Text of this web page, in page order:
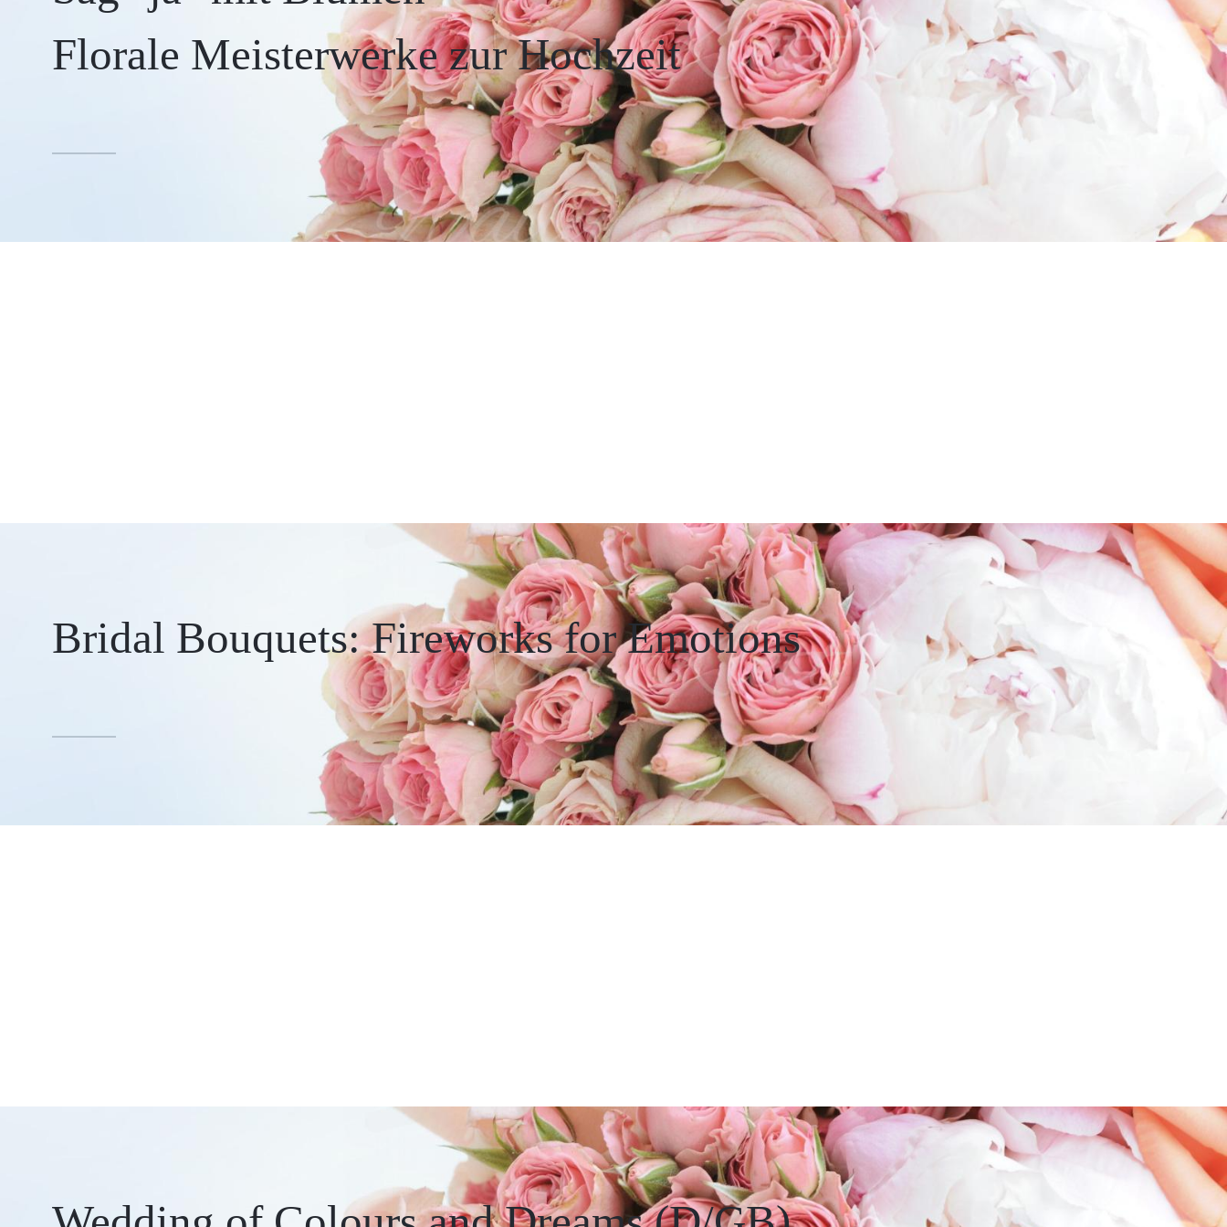
Florale Meisterwerke zur Hochzeit
Bridal Bouquets: Fireworks for Emotions